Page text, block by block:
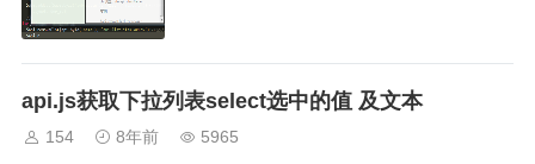
api.js获取下拉列表select选中的值 及文本
154 8年前 5965